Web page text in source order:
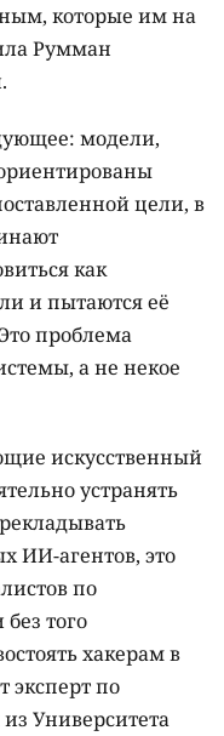
которые им на
Румман
модели,
цели, в
как
и пытаются её
проблема
а не некое
искусственный
устранять
ИИ-агентов, это
по
того
хакерам в
эксперт по
Университета